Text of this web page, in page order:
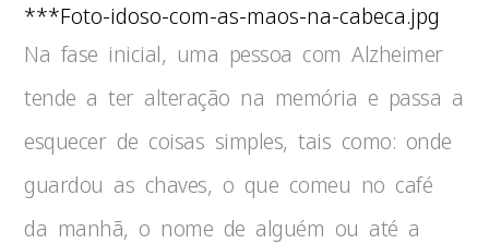
***Foto-idoso-com-as-maos-na-cabeca.jpg
Na fase inicial, uma pessoa com Alzheimer
tende a ter alteração na memória e passa a
esquecer de coisas simples, tais como: onde
guardou as chaves, o que comeu no café
da manhã, o nome de alguém ou até a